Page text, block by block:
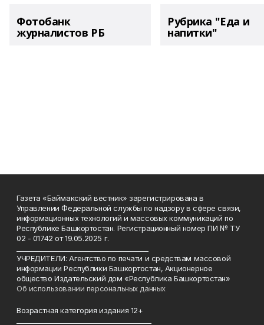
Фотобанк
журналистов РБ
Рубрика "Еда и
напитки"
Газета «Баймакский вестник» зарегистрирована в
Управлении Федеральной службы по надзору в сфере связи,
информационных технологий и массовых коммуникаций по
Республике Башкортостан. Регистрационный номер ПИ № ТУ
02 - 01742 от 19.05.2025 г.
УЧРЕДИТЕЛИ: Агентство по печати и средствам массовой
информации Республики Башкортостан, Акционерное
общество Издательский дом «Республика Башкортостан»
Об использовании персональных данных
Возрастная категория издания 12+